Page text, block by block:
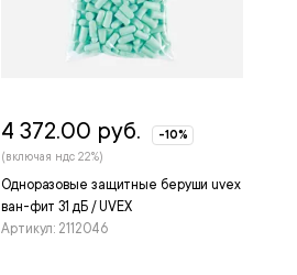
Одноразовые защитные беруши uvex
ван-фит 31 дБ / UVEX
Артикул: 2112046
4 372.00 руб.
-10%
(включая ндс 22%)